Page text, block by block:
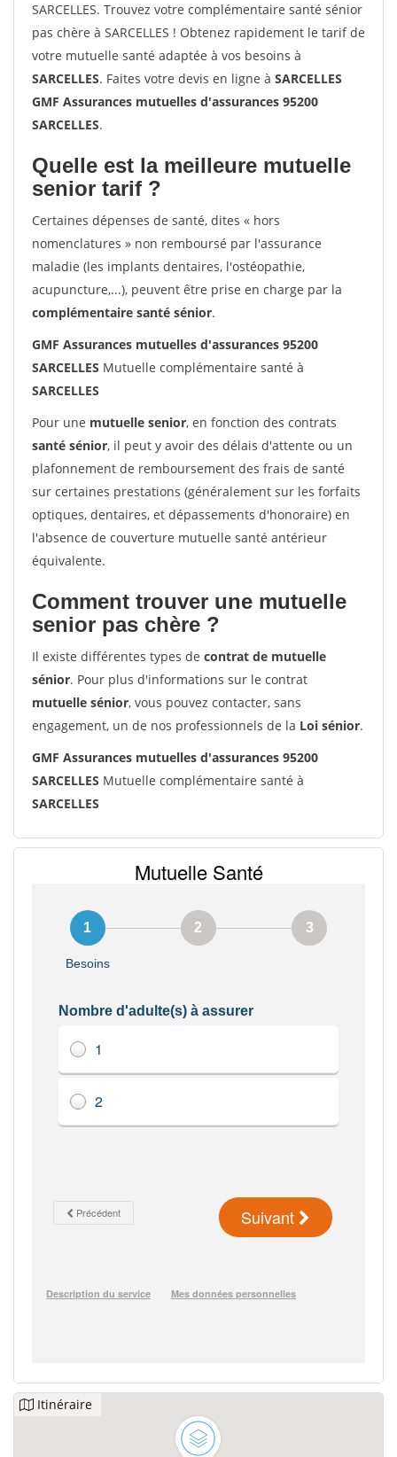
SARCELLES. Trouvez votre complémentaire santé sénior
pas chère à SARCELLES ! Obtenez rapidement le tarif de
votre mutuelle santé adaptée à vos besoins à
SARCELLES. Faites votre devis en ligne à SARCELLES
GMF Assurances mutuelles d'assurances 95200
SARCELLES.
Quelle est la meilleure mutuelle
senior tarif ?
Certaines dépenses de santé, dites « hors
nomenclatures » non remboursé par l'assurance
maladie (les implants dentaires, l'ostéopathie,
acupuncture,...), peuvent être prise en charge par la
complémentaire santé sénior.
GMF Assurances mutuelles d'assurances 95200
SARCELLES Mutuelle complémentaire santé à
SARCELLES
Pour une mutuelle senior, en fonction des contrats
santé sénior, il peut y avoir des délais d'attente ou un
plafonnement de remboursement des frais de santé
sur certaines prestations (généralement sur les forfaits
optiques, dentaires, et dépassements d'honoraire) en
l'absence de couverture mutuelle santé antérieur
équivalente.
Comment trouver une mutuelle
senior pas chère ?
Il existe différentes types de contrat de mutuelle
sénior. Pour plus d'informations sur le contrat
mutuelle sénior, vous pouvez contacter, sans
engagement, un de nos professionnels de la Loi sénior.
GMF Assurances mutuelles d'assurances 95200
SARCELLES Mutuelle complémentaire santé à
SARCELLES
Itinéraire